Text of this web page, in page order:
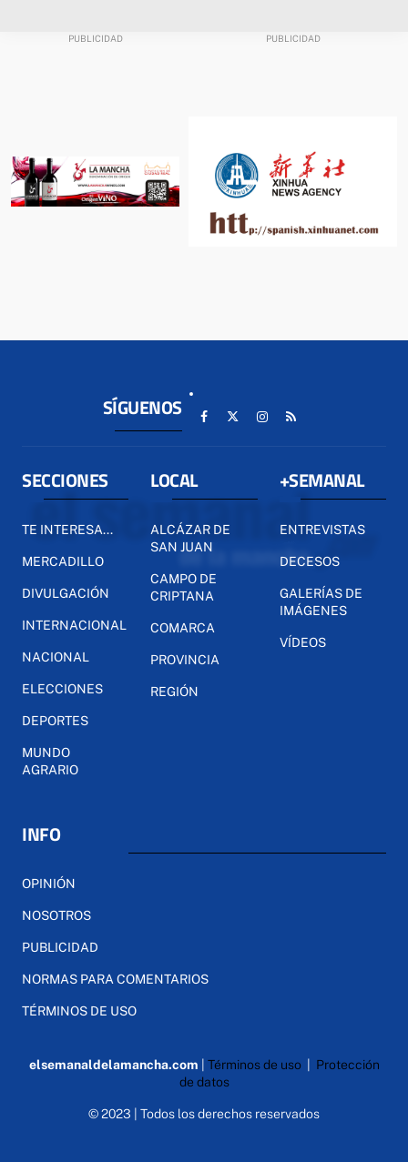
SÍGUENOS
SECCIONES
TE INTERESA...
MERCADILLO
DIVULGACIÓN
INTERNACIONAL
NACIONAL
ELECCIONES
DEPORTES
MUNDO
AGRARIO
LOCAL
ALCÁZAR DE
SAN JUAN
CAMPO DE
CRIPTANA
COMARCA
PROVINCIA
REGIÓN
+SEMANAL
ENTREVISTAS
DECESOS
GALERÍAS DE
IMÁGENES
VÍDEOS
INFO
OPINIÓN
NOSOTROS
PUBLICIDAD
NORMAS PARA COMENTARIOS
TÉRMINOS DE USO
elsemanaldelamancha.com | Términos de uso| Protección
de datos
© 2023 | Todos los derechos reservados